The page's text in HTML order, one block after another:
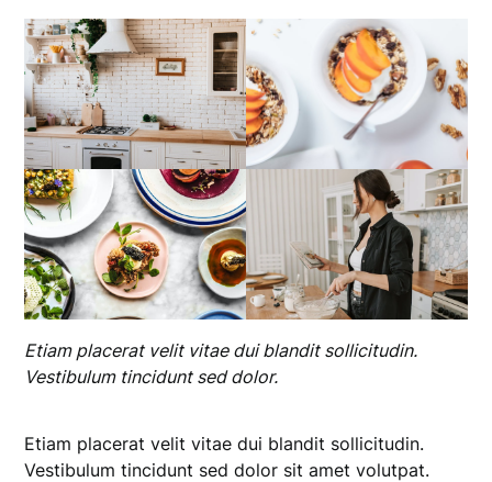
Etiam placerat velit vitae dui blandit sollicitudin.
Vestibulum tincidunt sed dolor.
Etiam placerat velit vitae dui blandit sollicitudin.
Vestibulum tincidunt sed dolor sit amet volutpat.